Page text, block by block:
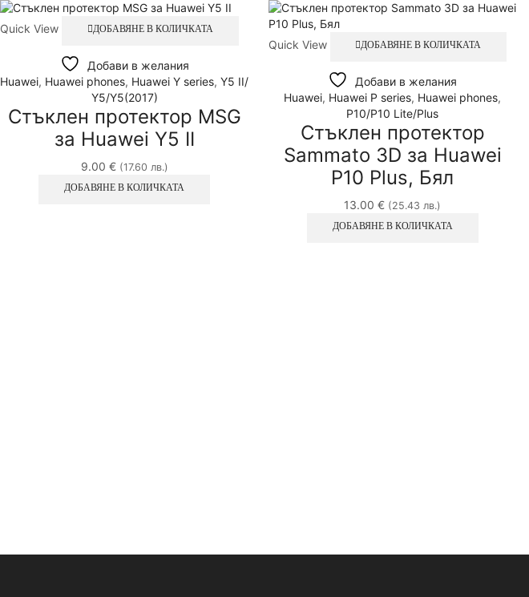
Quick View ДОБАВЯНЕ В КОЛИЧКАТА
Добави в желания
Huawei, Huawei phones, Huawei Y series,Y5 II/
Y5/Y5(2017)
Стъклен протектор MSG
за Huawei Y5 II
9.00 €(17.60 лв.)
ДОБАВЯНЕ В КОЛИЧКАТА
Quick View ДОБАВЯНЕ В КОЛИЧКАТА
Добави в желания
Huawei, Huawei P series, Huawei phones,
P10/P10 Lite/Plus
Стъклен протектор
Sammato 3D за Huawei
P10 Plus, Бял
13.00€ (25.43 лв.)
ДОБАВЯНЕ В КОЛИЧКАТА